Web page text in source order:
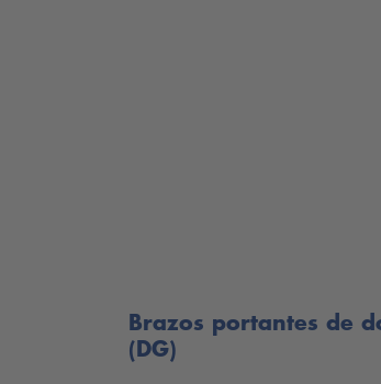
Brazos portantes de
(DG)